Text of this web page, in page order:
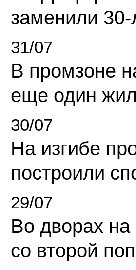
заменили 30-
31/07
В промзоне
еще один
30/07
На изгибе
построили
29/07
Во дворах
со второй